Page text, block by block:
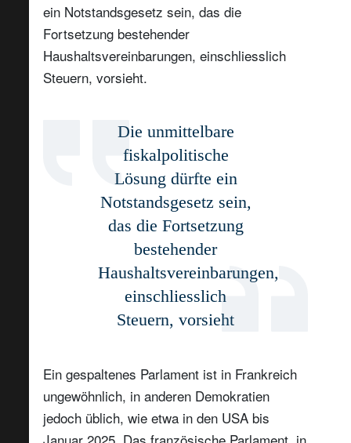
ein Notstandsgesetz sein, das die
Fortsetzung bestehender
Haushaltsvereinbarungen, einschliesslich
Steuern, vorsieht.
Die unmittelbare
fiskalpolitische
Lösung dürfte ein
Notstandsgesetz sein,
das die Fortsetzung
bestehender
Haushaltsvereinbarungen,
einschliesslich
Steuern, vorsieht
Ein gespaltenes Parlament ist in Frankreich
ungewöhnlich, in anderen Demokratien
jedoch üblich, wie etwa in den USA bis